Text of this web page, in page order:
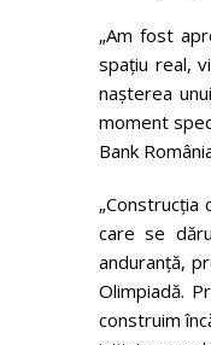
„Am fost
spațiu real,
nașterea
moment
Bank
care se
anduranță,
Olimpiadă.
construim